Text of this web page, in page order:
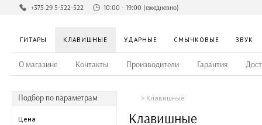
+375 29 5-522-522 10:00 - 19:00 (ежедневно)
ГИТАРЫ КЛАВИШНЫЕ УДАРНЫЕ СМЫЧКОВЫЕ ЗВУК
О магазине Контакты Производители Гарантия
Подбор по параметрам
Цена
Клавишные
Клавишные